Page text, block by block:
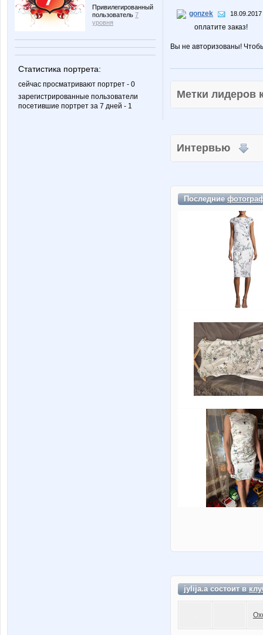
Привилегированный
пользователь 7
уровня
Статистика портрета:
сейчас просматривают портрет - 0
зарегистрированные пользователи
посетившие портрет за 7 дней - 1
gonzek
оплатите заказ!
Вы не авторизованы!
Метки
Интервью
Последние
jylija.a состоит в